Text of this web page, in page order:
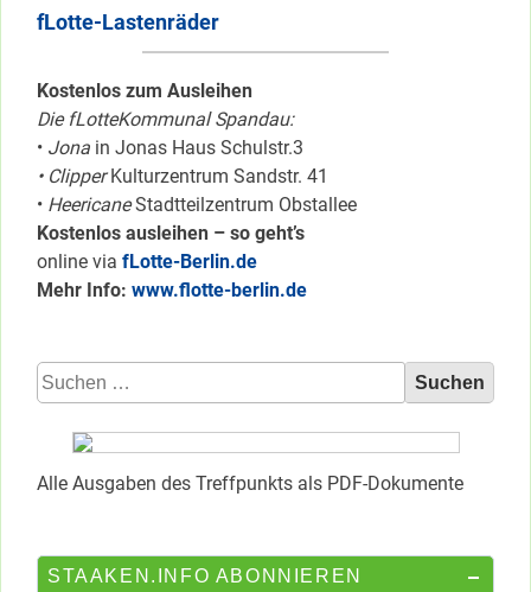
fLotte-Lastenräder
Kostenlos zum Ausleihen
Die fLotteKommunal Spandau:
• Jona in Jonas Haus Schulstr.3
• ClipperKulturzentrum Sandstr. 41
• HeericaneStadtteilzentrum Obstallee
Kostenlos ausleihen – so geht’s
online via fLotte-Berlin.de
Mehr Info: www.flotte-berlin.de
Suchen
nach:
Alle Ausgaben des Treffpunkts als PDF-Dokumente
STAAKEN.INFO ABONNIEREN